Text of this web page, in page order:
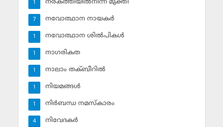
നരകത്തീയില്‍നിന്ന് മുക്തി
1
നവോത്ഥാന നായകര്‍
7
നവോത്ഥാന ശില്‍പികള്‍
1
നാഗരികത
1
നാലാം തക്ബീറില്‍
1
നിയമങ്ങള്‍
1
നിര്‍ബന്ധ നമസ്‌കാരം
1
നിവേദകര്‍
4